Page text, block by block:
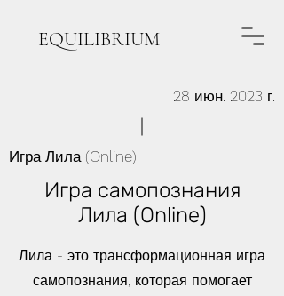
EQUILIBRIUM
28 июн. 2023 г.
Игра Лила (Online)
Игра самопознания
Лила (Online)
Лила - это трансформационная игра
самопознания, которая помогает